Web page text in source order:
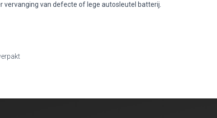
vervanging van defecte of lege autosleutel batterij.